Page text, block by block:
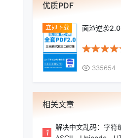
优质PDF
面渣逆袭
335654
相关文章
1
解决中文乱码：字符